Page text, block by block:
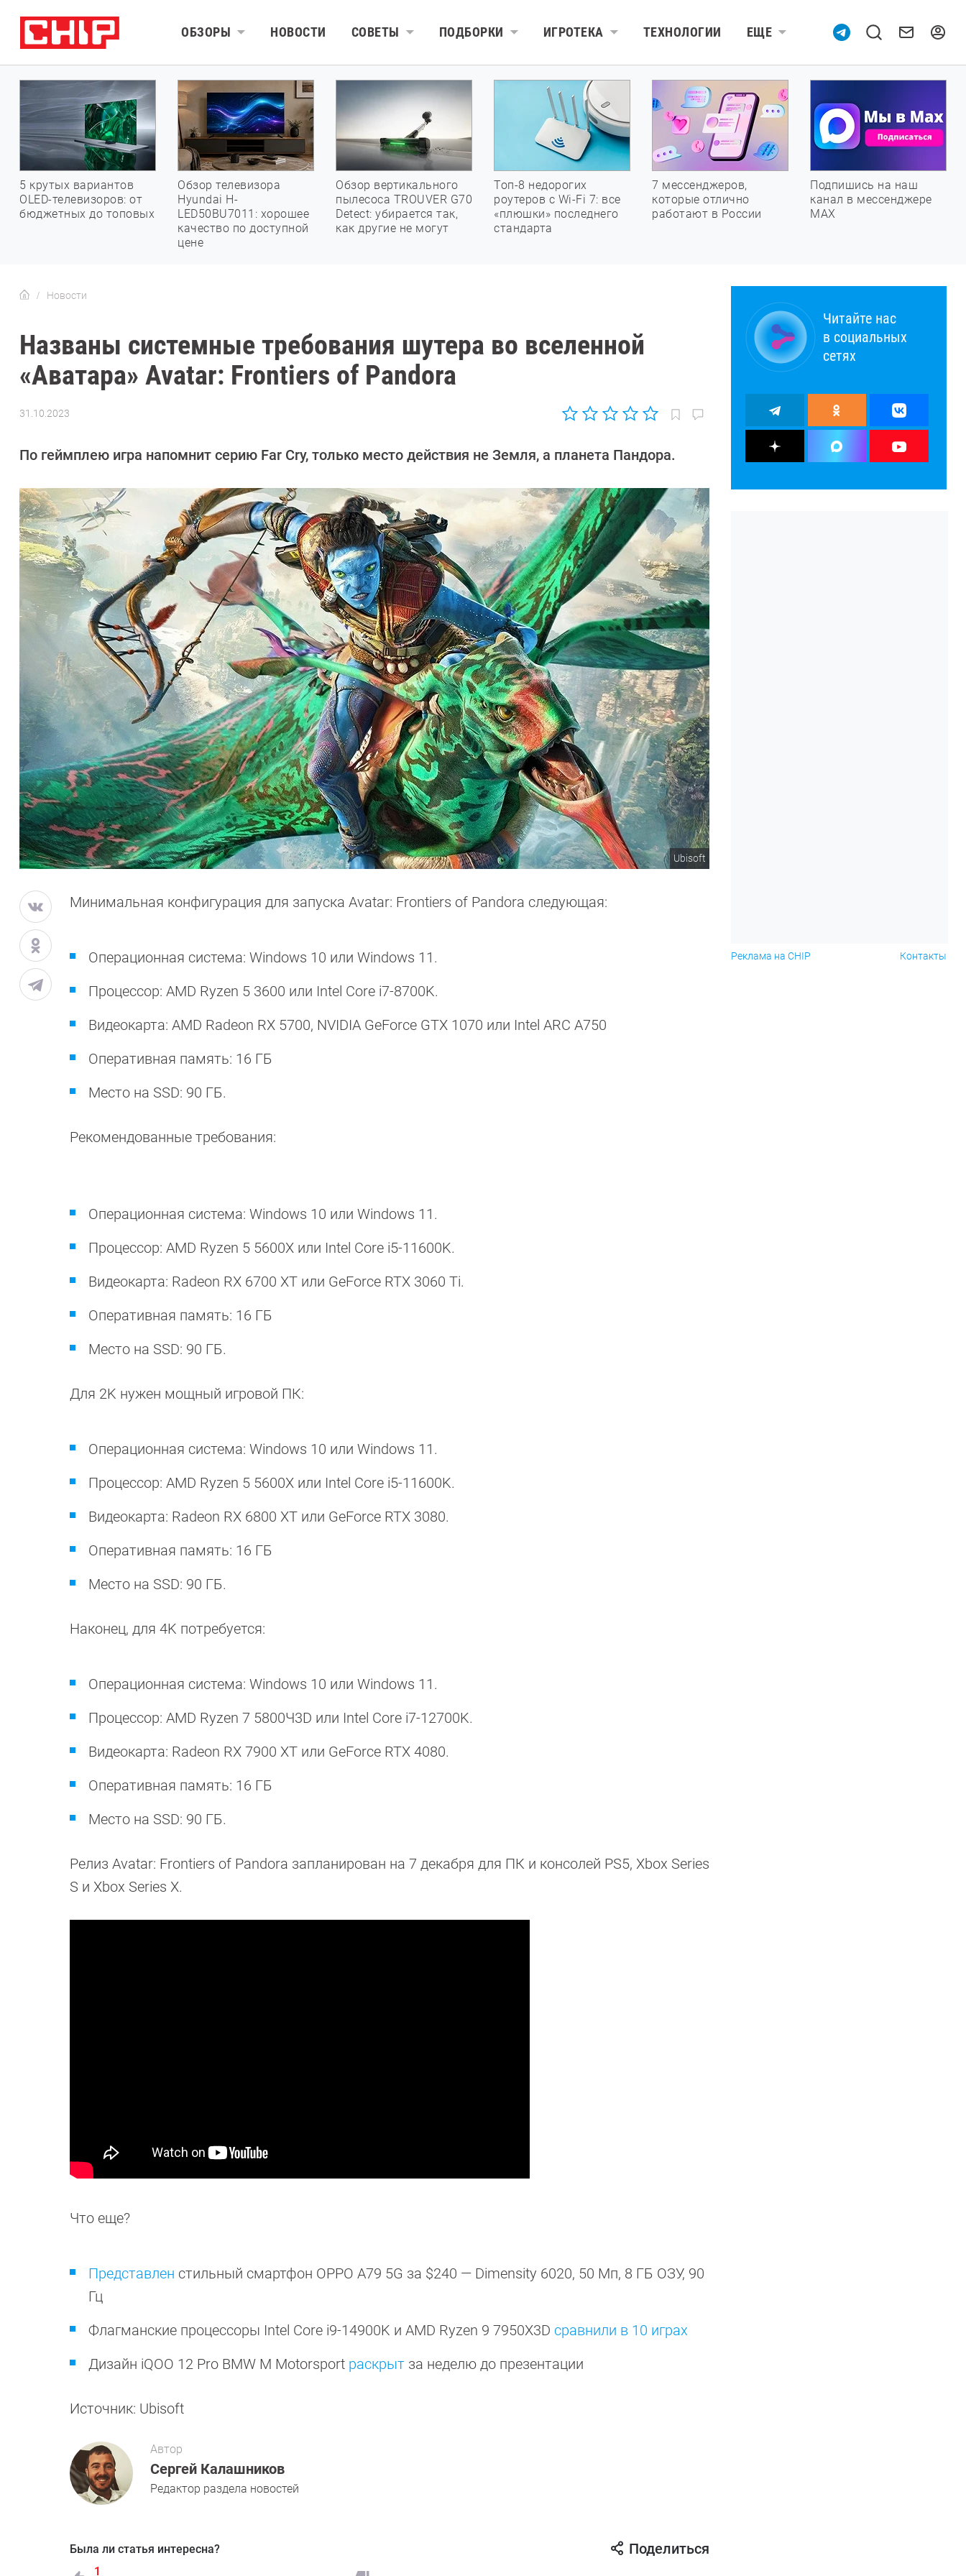
ОБЗОРЫ НОВОСТИ СОВЕТЫ ПОДБОРКИ ИГРОТЕКА ТЕХНОЛОГИИ ЕЩЕ
5 крутых вариантов
OLED-телевизоров: от
бюджетных до топовых
Обзор телевизора
Hyundai H-
LED50BU7011: хорошее
качество по доступной
цене
Обзор вертикального
пылесоса TROUVER G70
Detect: убирается так,
как другие не могут
Топ-8 недорогих
роутеров с Wi-Fi 7: все
«плюшки» последнего
стандарта
7 мессенджеров,
которые отлично
работают в России
Подпишись на наш
канал в мессенджере
МАХ
Новости
Названы системные требования шутера во вселенной
«Аватара» Avatar: Frontiers of Pandora
31.10.2023
Калашников
По геймплею игра напомнит серию Far Cry, только место действия не Земля, а планета Пандора.
Ubisoft
Минимальная конфигурация для запуска Avatar: Frontiers of Pandora следующая:
Операционная система: Windows 10 или Windows 11.
Процессор: AMD Ryzen 5 3600 или Intel Core i7-8700K.
Видеокарта: AMD Radeon RX 5700, NVIDIA GeForce GTX 1070 или Intel ARC A750
Оперативная память: 16 ГБ
Место на SSD: 90 ГБ.
Рекомендованные требования:
Операционная система: Windows 10 или Windows 11.
Процессор: AMD Ryzen 5 5600X или Intel Core i5-11600K.
Видеокарта: Radeon RX 6700 XT или GeForce RTX 3060 Ti.
Оперативная память: 16 ГБ
Место на SSD: 90 ГБ.
Для 2K нужен мощный игровой ПК:
Операционная система: Windows 10 или Windows 11.
Процессор: AMD Ryzen 5 5600X или Intel Core i5-11600K.
Видеокарта: Radeon RX 6800 XT или GeForce RTX 3080.
Оперативная память: 16 ГБ
Место на SSD: 90 ГБ.
Наконец, для 4K потребуется:
Операционная система: Windows 10 или Windows 11.
Процессор: AMD Ryzen 7 5800Ч3D или Intel Core i7-12700K.
Видеокарта: Radeon RX 7900 XT или GeForce RTX 4080.
Оперативная память: 16 ГБ
Место на SSD: 90 ГБ.
Релиз Avatar: Frontiers of Pandora запланирован на 7 декабря для ПК и консолей PS5, Xbox Series
S и Xbox Series X.
Что еще?
Представлен стильный смартфон OPPO A79 5G за $240 — Dimensity 6020, 50 Мп, 8 ГБ ОЗУ, 90
Гц
Флагманские процессоры Intel Core i9-14900K и AMD Ryzen 9 7950X3D сравнили в 10 играх
Дизайн iQOO 12 Pro BMW M Motorsport раскрыт за неделю до презентации
Источник: Ubisoft
Автор
Сергей Калашников
Редактор раздела новостей
Была ли статья интересна?
1
Поделиться
Читайте нас
в социальных
сетях
Реклама на CHIP Контакты